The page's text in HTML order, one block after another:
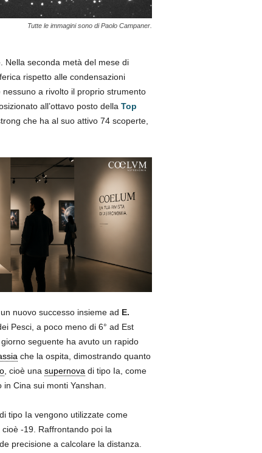
Tutte le immagini sono di Paolo Campaner.
seconda metà del mese di
rispetto alle condensazioni
a rivolto il proprio strumento
all’ottavo posto della Top
che ha al suo attivo 74 scoperte,
nuovo successo insieme ad E.
Pesci, a poco meno di 6° ad Est
seguente ha avuto un rapido
che la ospita, dimostrando quanto
, cioè una supernova di tipo Ia, come
Cina sui monti Yanshan.
tipo Ia vengono utilizzate come
-19. Raffrontando poi la
precisione a calcolare la distanza.